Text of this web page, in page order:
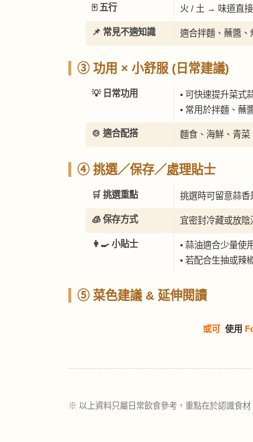
🀄 五行 火 / 土 → 味道直
📌 常見不適知識 適合拌麵、蘸醬、
③ 功用 × 小舒服 (日常建議)
💡 日常功用
• 可快速提升菜式
• 常用於拌麵、蘸
🍲 適合配搭 麵食、海鮮、青菜
④ 挑選／保存／處理貼士
🛒 挑選重點 挑選時可留意蒜香
🧊 保存方式 宜密封冷藏或放陰
👩‍🍳 小貼士
• 蒜油適合少量使
• 若配合生抽或辣
⑤ 菜色建議 & 延伸閱讀
或可 使用
※ 以上資料只屬日常飲食參考，重點在於認識食